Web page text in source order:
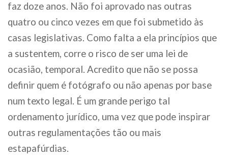
faz doze anos. Não foi aprovado nas outras
quatro ou cinco vezes em que foi submetido às
casas legislativas. Como falta a ela princípios que
a sustentem, corre o risco de ser uma lei de
ocasião, temporal. Acredito que não se possa
definir quem é fotógrafo ou não apenas por base
num texto legal. É um grande perigo tal
ordenamento jurídico, uma vez que pode inspirar
outras regulamentações tão ou mais
estapafúrdias.